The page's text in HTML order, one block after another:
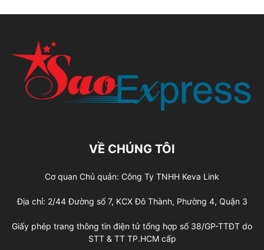
VỀ CHÚNG TÔI
Cơ quan Chủ quản: Công Ty TNHH Keva Link
Địa chỉ: 2/44 Đường số 7, KCX Đô Thành, Phường 4, Quận 3
Giấy phép trang thông tin điện tử tổng hợp số 38/GP-TTĐT do
STT & TT TP.HCM cấp